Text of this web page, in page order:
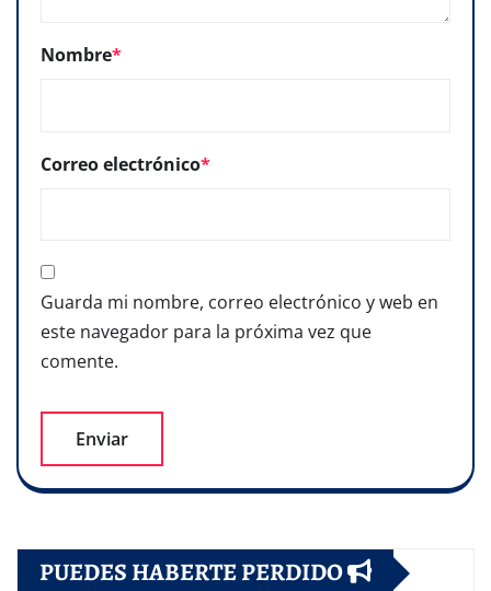
Nombre*
Correo electrónico*
Guarda mi nombre, correo electrónico y web en
este navegador para la próxima vez que
comente.
PUEDES HABERTE PERDIDO